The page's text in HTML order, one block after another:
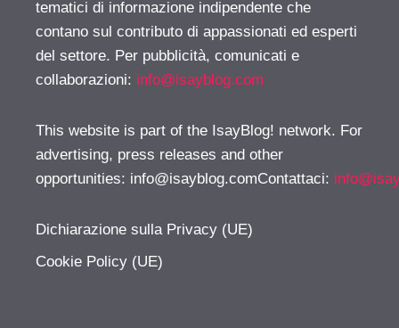
tematici di informazione indipendente che
contano sul contributo di appassionati ed esperti
del settore. Per pubblicità, comunicati e
collaborazioni: info@isayblog.com
This website is part of the IsayBlog! network. For
advertising, press releases and other
opportunities: info@isayblog.comContattaci:
Dichiarazione sulla Privacy (UE)
Cookie Policy (UE)